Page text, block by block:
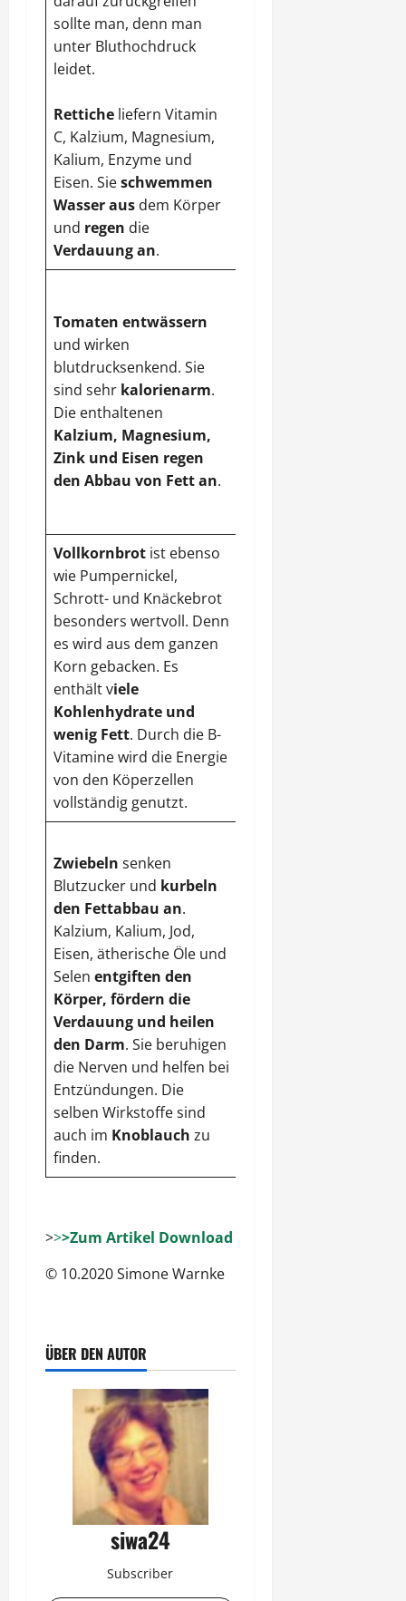
sollte man, denn man
unter Bluthochdruck
leidet.
Rettiche liefern Vitamin
C, Kalzium, Magnesium,
Kalium, Enzyme und
Eisen. Sieschwemmen
Wasser aus dem Körper
und regen die
Verdauungan.
Tomaten entwässern
und wirken
blutdrucksenkend. Sie
sind sehr kalorienarm.
Die enthaltenen
Kalzium, Magnesium,
Zink und Eisen regen
den Abbau von Fett an.
Vollkornbrot ist ebenso
wie Pumpernickel,
Schrott- und Knäckebrot
besonders wertvoll. Denn
es wird aus dem ganzen
Korn gebacken. Es
enthält viele
Kohlenhydrate und
wenig Fett. Durch die B-
Vitamine wird die Energie
von den Köperzellen
vollständig genutzt.
Zwiebeln senken
Blutzucker und kurbeln
den Fettabbau an.
Kalzium, Kalium, Jod,
Eisen, ätherische Öle und
Selen entgiften den
Körper, fördern die
Verdauung und heilen
den Darm. Sie beruhigen
die Nerven und helfen bei
Entzündungen. Die
selben Wirkstoffe sind
auch im Knoblauch zu
finden.
>>>Zum Artikel Download
© 10.2020 Simone Warnke
ÜBER DEN AUTOR
siwa24
Subscriber